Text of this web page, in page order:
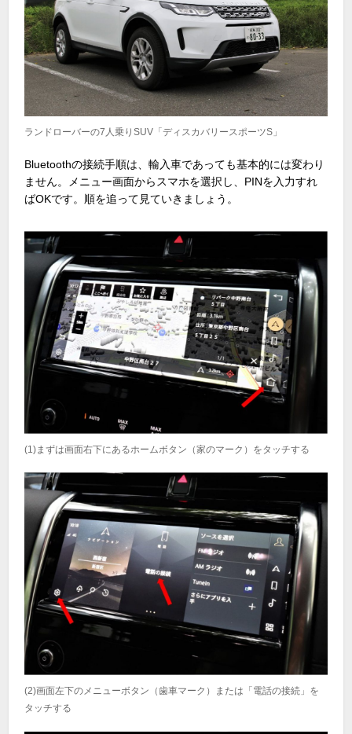
ランドローバーの7人乗りSUV「ディスカバリースポーツS」
Bluetoothの接続手順は、輸入車であっても基本的には変わり
ません。メニュー画面からスマホを選択し、PINを入力すれ
ばOKです。順を追って見ていきましょう。
(1)まずは画面右下にあるホームボタン（家のマーク）をタッチする
(2)画面左下のメニューボタン（歯車マーク）または「電話の接続」を
タッチする